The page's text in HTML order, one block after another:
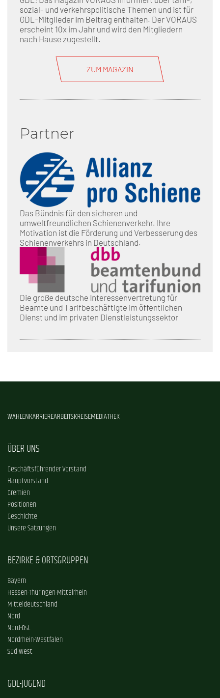
sozial- und verkehrspolitische Themen und ist für
GDL-Mitglieder im Beitrag enthalten. Der VORAUS
erscheint 10x im Jahr und wird den Mitgliedern
nach Hause zugestellt.
ZUM MAGAZIN
Partner
Das Bündnis für den sicheren und
umweltfreundlichen Schienenverkehr. Ihre
Motivation ist die Förderung und Verbesserung des
Schienenverkehrs in Deutschland.
Die große deutsche Interessenvertretung für
Beamte und Tarifbeschäftigte im öffentlichen
Dienst und im privaten Dienstleistungssektor
WAHLENKARRIEREARBEITSKREISEMEDIATHEK
ÜBER UNS
Geschäftsführender Vorstand
Hauptvorstand
Gremien
Positionen
Geschichte
Unsere Satzungen
BEZIRKE & ORTSGRUPPEN
Bayern
Hessen-Thüringen-Mittelrhein
Mitteldeutschland
Nord
Nord-Ost
Nordrhein-Westfalen
Süd-West
GDL-JUGEND